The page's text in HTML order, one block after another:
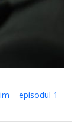
– episodul 1